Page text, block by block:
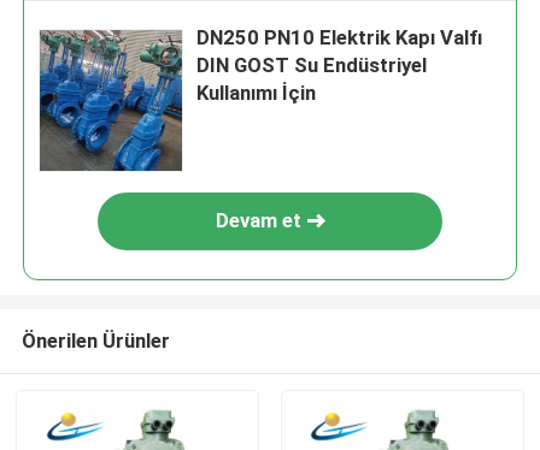
DN250 PN10 Elektrik Kapı Valfı
DIN GOST Su Endüstriyel
Kullanımı İçin
Devam et
Önerilen Ürünler